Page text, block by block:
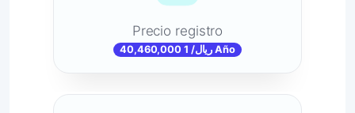
Precio registro
40,460,000 ریال/ 1 Año